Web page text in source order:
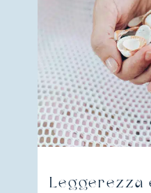
Leggerezza